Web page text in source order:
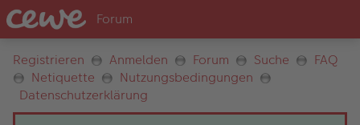
Registrieren Anmelden Forum Suche
FAQ
Netiquette
Nutzungsbedingungen
Datenschutzerklärung